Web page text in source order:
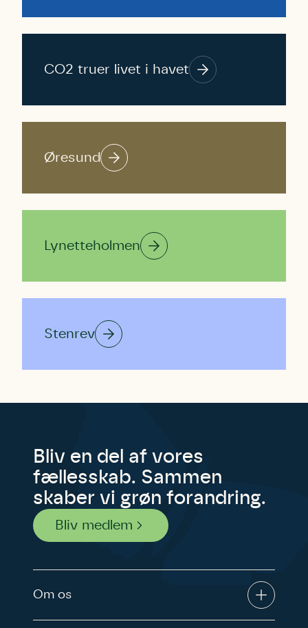
CO2 truer livet i havet
Øresund
Lynetteholmen
Stenrev
Bliv en del af vores
fællesskab. Sammen
skaber vi grøn forandring.
Bliv medlem
Om os